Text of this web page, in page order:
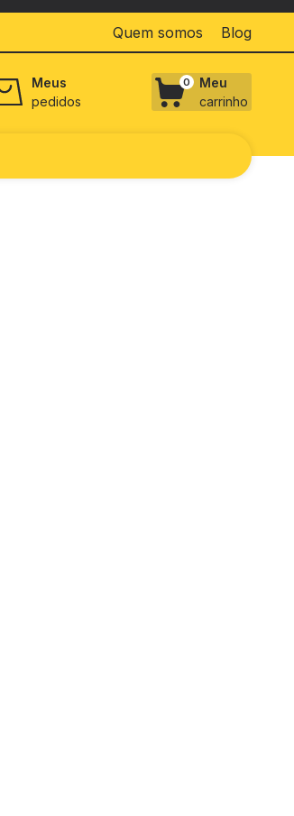
Quem somos Blog
Meus
pedidos
0
Meu
carrinho